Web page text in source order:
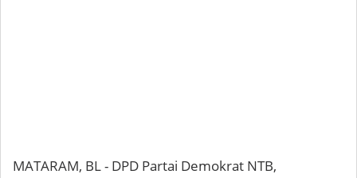
MATARAM, BL - DPD Partai Demokrat NTB,